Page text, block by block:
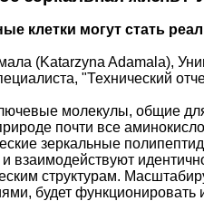
клетки могут стать
(Katarzyna Adamala),
"Технический
молекулы, общие
почти все
зеркальные
и взаимодействуют
структурам.
будет функционировать